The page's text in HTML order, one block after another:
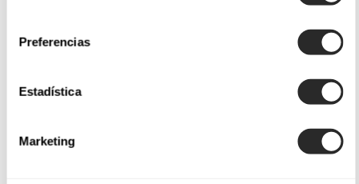
Preferencias
Estadística
Marketing